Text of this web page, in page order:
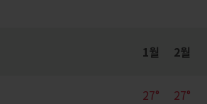
1월 2월
27° 27°